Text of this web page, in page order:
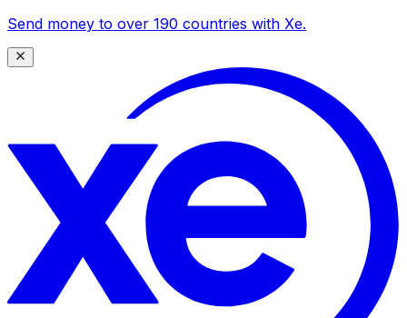
Send money to over 190 countries with Xe.